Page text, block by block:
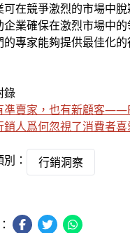
可在競爭激烈的市場中
企業確保在激烈市場中
的專家能夠提供最佳化
錄
凖賣家，也有新顧客
銷人爲何忽視了消費者
別： 行銷洞察